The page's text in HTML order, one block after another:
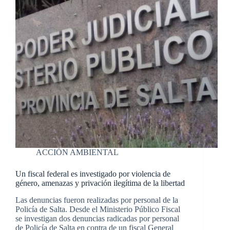
ACCIÓN AMBIENTAL
Un fiscal federal es investigado por violencia de
género, amenazas y privación ilegítima de la libertad
Las denuncias fueron realizadas por personal de la
Policía de Salta. Desde el Ministerio Público Fiscal
se investigan dos denuncias radicadas por personal
de Policía de Salta en contra de un fiscal General